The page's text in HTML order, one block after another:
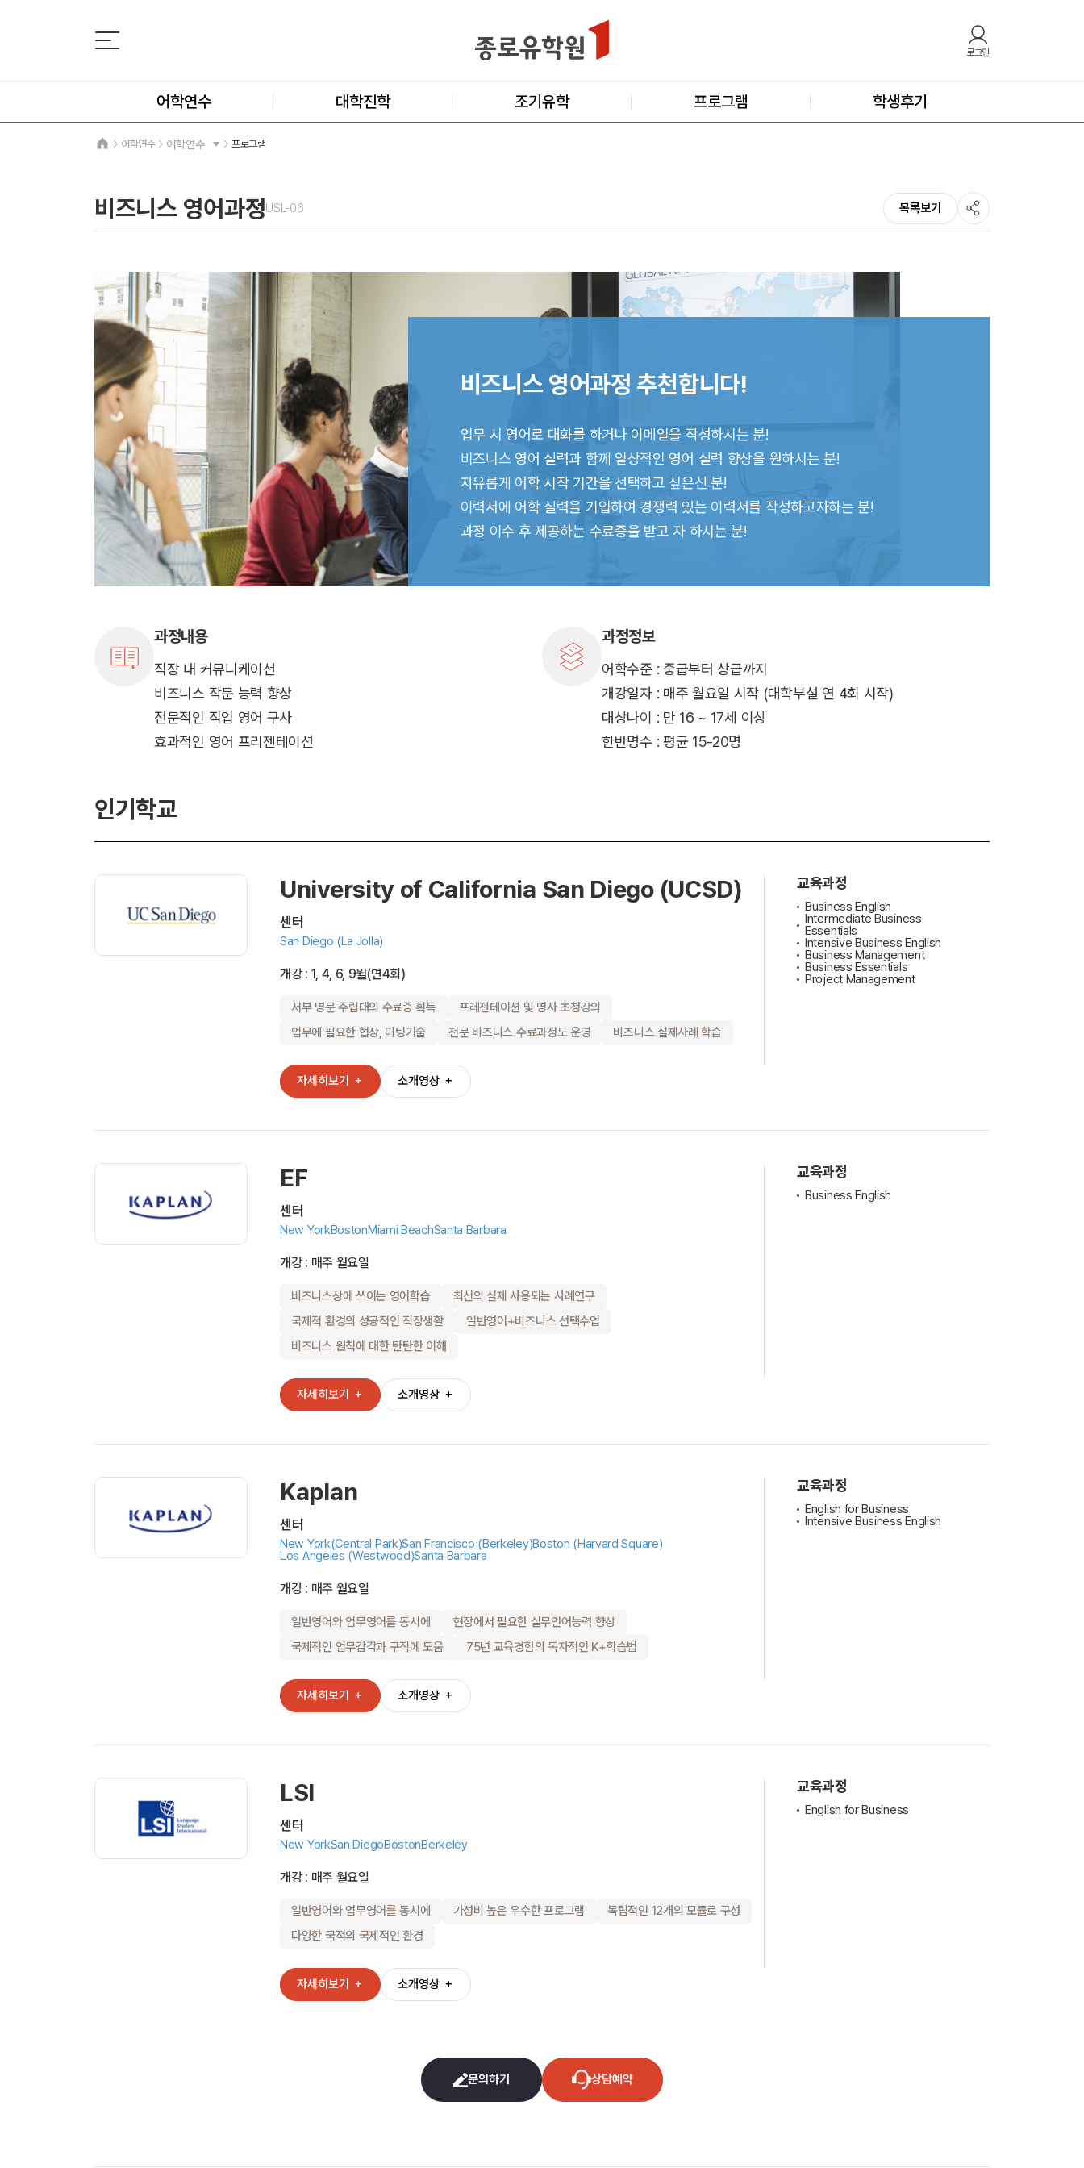
로그인
어학연수 대학진학 조기유학 프로그램 학생후기
어학연수 어학연수 프로그램
비즈니스 영어과정USL-06 목록보기
비즈니스 영어과정 추천합니다!
업무 시 영어로 대화를 하거나 이메일을 작성하시는 분!
비즈니스 영어 실력과 함께 일상적인 영어 실력 향상을 원하시는 분!
자유롭게 어학 시작 기간을 선택하고 싶은신 분!
이력서에 어학 실력을 기입하여 경쟁력 있는 이력서를 작성하고자하는 분!
과정 이수 후 제공하는 수료증을 받고 자 하시는 분!
과정내용
직장 내 커뮤니케이션
비즈니스 작문 능력 향상
전문적인 직업 영어 구사
효과적인 영어 프리젠테이션
과정정보
어학수준 : 중급부터 상급까지
개강일자 : 매주 월요일 시작 (대학부설 연 4회 시작)
대상나이 : 만 16 ~ 17세 이상
한반명수 : 평균 15-20명
인기학교
University of California San Diego (UCSD)
센터
San Diego (La Jolla)
개강 : 1, 4, 6, 9월(연4회)
서부 명문 주립대의 수료증 획득
프레젠테이션 및 명사 초청강의
업무에 필요한 협상, 미팅기술
전문 비즈니스 수료과정도 운영 비즈니스 실제사례 학습
교육과정
Business English
Intermediate Business
Essentials
Intensive Business English
Business Management
Business Essentials
Project Management
자세히보기 ＋ 소개영상 ＋
EF
센터
New YorkBostonMiami BeachSanta Barbara
개강 : 매주 월요일
비즈니스상에 쓰이는 영어학습
최신의 실제 사용되는 사례연구
국제적 환경의 성공적인 직장생활
일반영어+비즈니스 선택수업
비즈니스 원칙에 대한 탄탄한 이해
교육과정
Business English
자세히보기 ＋ 소개영상 ＋
Kaplan
센터
New York(Central Park)San Francisco (Berkeley)Boston (Harvard Square)
Los Angeles (Westwood)Santa Barbara
개강 : 매주 월요일
일반영어와 업무영어를 동시에
현장에서 필요한 실무언어능력 향상
국제적인 업무감각과 구직에 도움
75년 교육경험의 독자적인 K+학습법
교육과정
English for Business
Intensive Business English
자세히보기 ＋ 소개영상 ＋
LSI
센터
New YorkSan DiegoBostonBerkeley
개강 : 매주 월요일
일반영어와 업무영어를 동시에 가성비 높은 우수한 프로그램
독립적인 12개의 모듈로 구성
다양한 국적의 국제적인 환경
교육과정
English for Business
자세히보기 ＋ 소개영상 ＋
문의하기 상담예약